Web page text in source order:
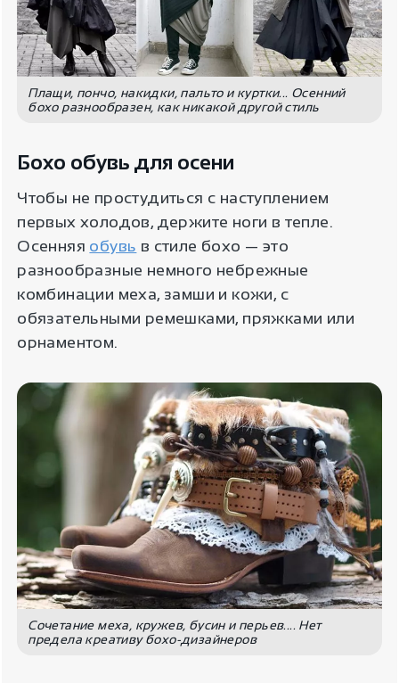
Плащи, пончо, накидки, пальто и куртки... Осенний
бохо разнообразен, как никакой другой стиль
Бохо обувь для осени
Чтобы не простудиться с наступлением
первых холодов, держите ноги в тепле.
Осенняя обувь в стиле бохо — это
разнообразные немного небрежные
комбинации меха, замши и кожи, с
обязательными ремешками, пряжками или
орнаментом.
Сочетание меха, кружев, бусин и перьев.... Нет
предела креативу бохо-дизайнеров